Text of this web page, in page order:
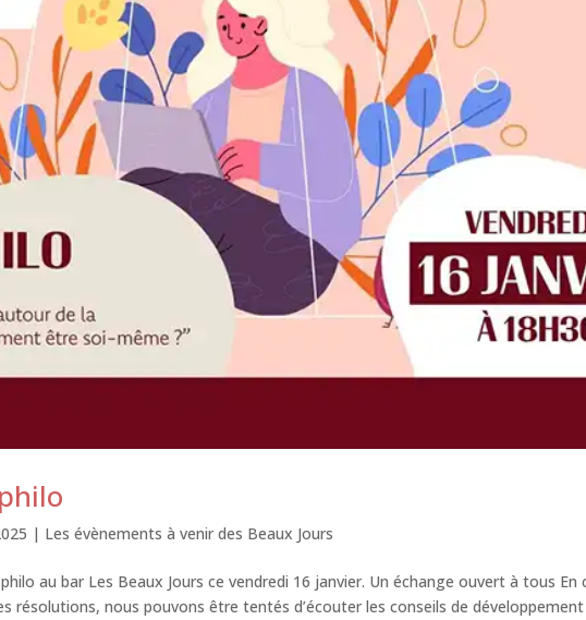
| Les évènements à venir des Beaux Jours
au bar Les Beaux Jours ce vendredi 16 janvier. Un échange ouvert à tous En
résolutions, nous pouvons être tentés d’écouter les conseils de développement